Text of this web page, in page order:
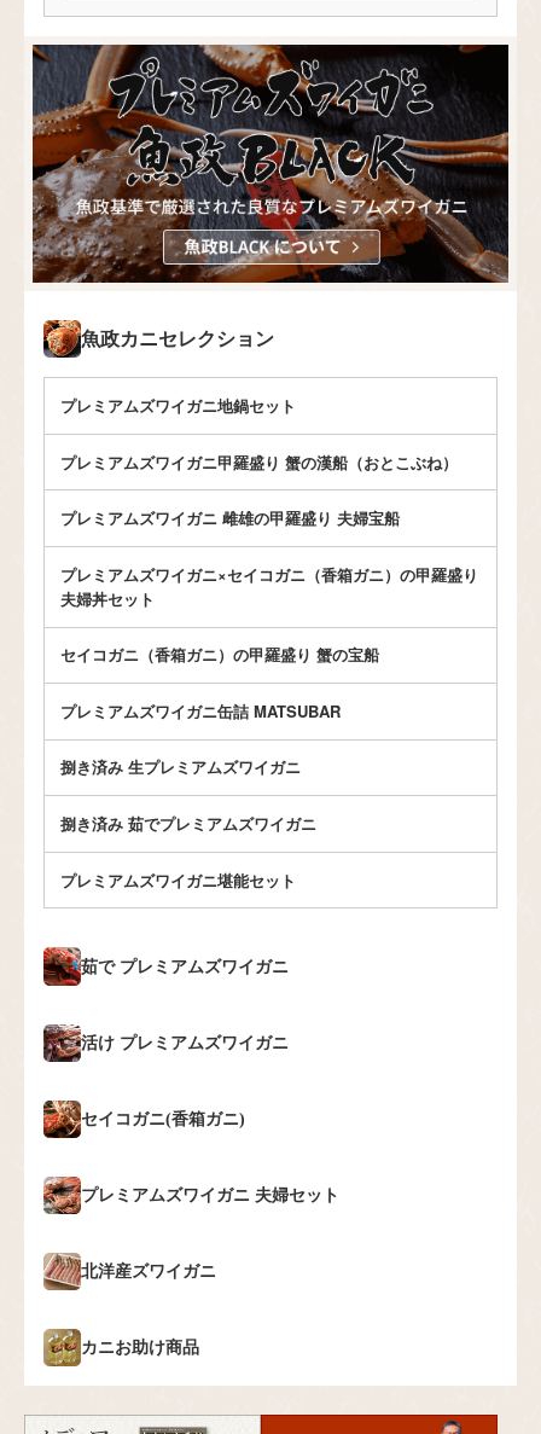
魚政カニセレクション
プレミアムズワイガニ地鍋セット
プレミアムズワイガニ甲羅盛り 蟹の漢船（おとこぶね）
プレミアムズワイガニ 雌雄の甲羅盛り 夫婦宝船
プレミアムズワイガニ×セイコガニ（香箱ガニ）の甲羅盛り
夫婦丼セット
セイコガニ（香箱ガニ）の甲羅盛り 蟹の宝船
プレミアムズワイガニ缶詰 MATSUBAR
捌き済み 生プレミアムズワイガニ
捌き済み 茹でプレミアムズワイガニ
プレミアムズワイガニ堪能セット
茹で プレミアムズワイガニ
活け プレミアムズワイガニ
セイコガニ(香箱ガニ)
プレミアムズワイガニ 夫婦セット
北洋産ズワイガニ
カニお助け商品